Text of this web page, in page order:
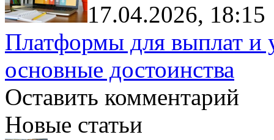
17.04.2026, 18:15
Платформы для выплат и
основные достоинства
Оставить комментарий
Новые статьи